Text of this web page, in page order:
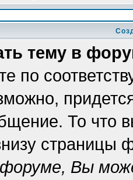
тему в
по
То что
страницы
Вы